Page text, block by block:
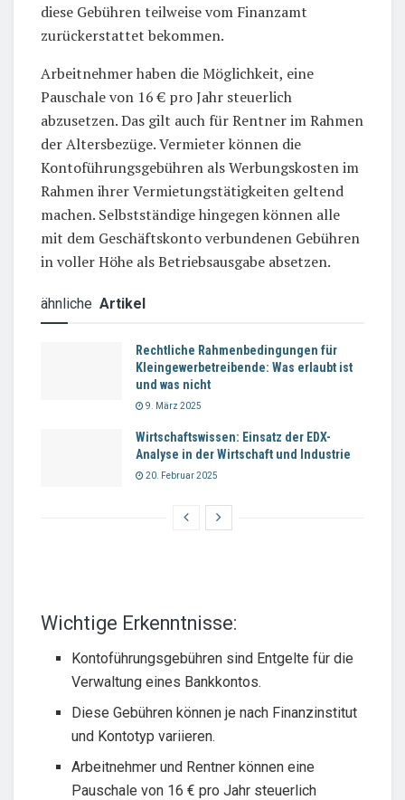
diese Gebühren teilweise vom Finanzamt
zurückerstattet bekommen.
Arbeitnehmer haben die Möglichkeit, eine
Pauschale von 16 € pro Jahr steuerlich
abzusetzen. Das gilt auch für Rentner im Rahmen
der Altersbezüge. Vermieter können die
Kontoführungsgebühren als Werbungskosten im
Rahmen ihrer Vermietungstätigkeiten geltend
machen. Selbstständige hingegen können alle
mit dem Geschäftskonto verbundenen Gebühren
in voller Höhe als Betriebsausgabe absetzen.
ähnliche Artikel
Rechtliche Rahmenbedingungen für
Kleingewerbetreibende: Was erlaubt ist
und was nicht
9. März 2025
Wirtschaftswissen: Einsatz der EDX-
Analyse in der Wirtschaft und Industrie
20. Februar 2025
Wichtige Erkenntnisse:
Kontoführungsgebühren sind Entgelte für die
Verwaltung eines Bankkontos.
Diese Gebühren können je nach Finanzinstitut
und Kontotyp variieren.
Arbeitnehmer und Rentner können eine
Pauschale von 16 € pro Jahr steuerlich